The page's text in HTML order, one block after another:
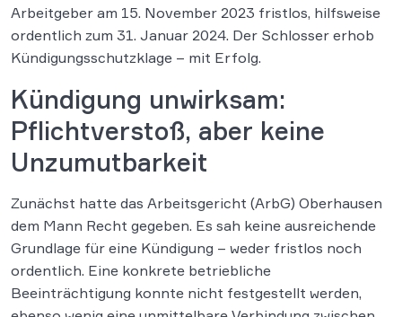
Arbeitgeber am 15. November 2023 fristlos, hilfsweise
ordentlich zum 31. Januar 2024. Der Schlosser erhob
Kündigungsschutzklage – mit Erfolg.
Kündigung unwirksam:
Pflichtverstoß, aber keine
Unzumutbarkeit
Zunächst hatte das Arbeitsgericht (ArbG) Oberhausen
dem Mann Recht gegeben. Es sah keine ausreichende
Grundlage für eine Kündigung – weder fristlos noch
ordentlich. Eine konkrete betriebliche
Beeinträchtigung konnte nicht festgestellt werden,